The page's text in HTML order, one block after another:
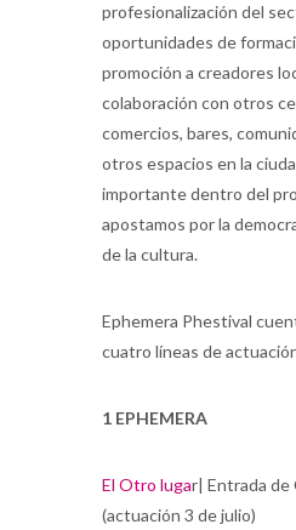
profesionalización del
oportunidades de
promoción a creadores
colaboración con otros
comercios, bares,
otros espacios en la
importante dentro del
apostamos por la
de la cultura.
Ephemera Phestival
cuatro líneas de
1 EPHEMERA
El Otro lugar| Entrada de
(actuación 3 de julio)